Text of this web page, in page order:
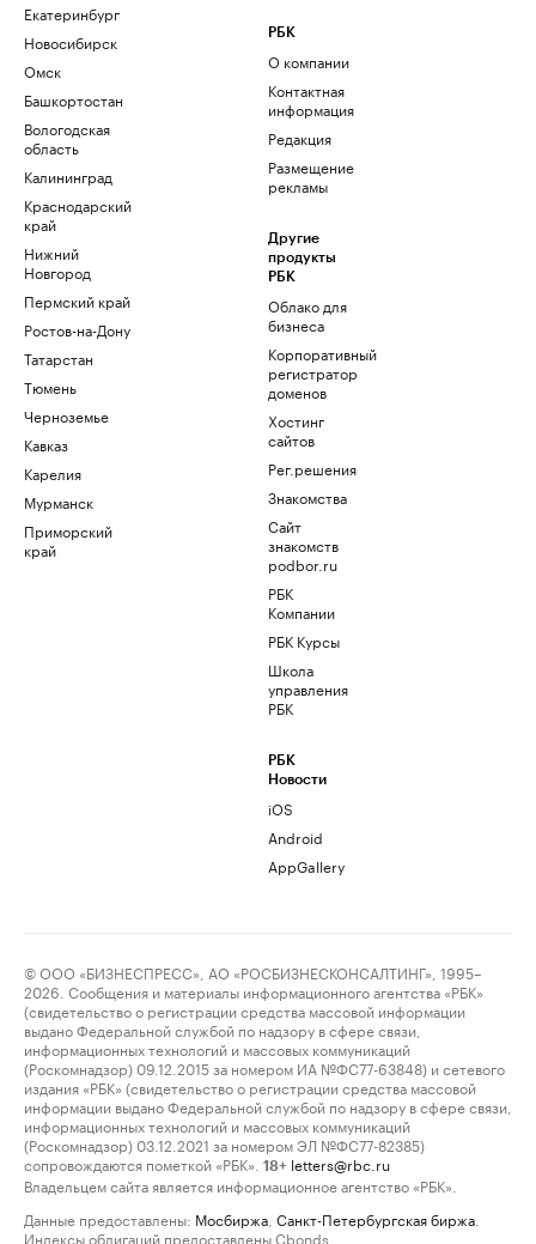
Екатеринбург
Новосибирск
Омск
Башкортостан
Вологодская
область
Калининград
Краснодарский
край
Нижний
Новгород
Пермский край
Ростов-на-Дону
Татарстан
Тюмень
Черноземье
Кавказ
Карелия
Мурманск
Приморский
край
РБК
О компании
Контактная
информация
Редакция
Размещение
рекламы
Другие
продукты
РБК
Облако для
бизнеса
Корпоративный
регистратор
доменов
Хостинг
сайтов
Рег.решения
Знакомства
Сайт
знакомств
podbor.ru
РБК
Компании
РБК Курсы
Школа
управления
РБК
РБК
Новости
iOS
Android
AppGallery
© ООО «БИЗНЕСПРЕСС», АО «РОСБИЗНЕСКОНСАЛТИНГ», 1995–
2026. Сообщения и материалы информационного агентства «РБК»
(свидетельство о регистрации средства массовой информации
выдано Федеральной службой по надзору в сфере связи,
информационных технологий и массовых коммуникаций
(Роскомнадзор) 09.12.2015 за номером ИА №ФС77-63848) и сетевого
издания «РБК» (свидетельство о регистрации средства массовой
информации выдано Федеральной службой по надзору в сфере связи,
информационных технологий и массовых коммуникаций
(Роскомнадзор) 03.12.2021 за номером ЭЛ №ФС77-82385)
сопровождаются пометкой «РБК».
18+ letters@rbc.ru
Владельцем сайта является информационное агентство «РБК».
Данные предоставлены: Мосбиржа Санкт-Петербургская биржа
Индексы облигаций предоставлены Cbonds.